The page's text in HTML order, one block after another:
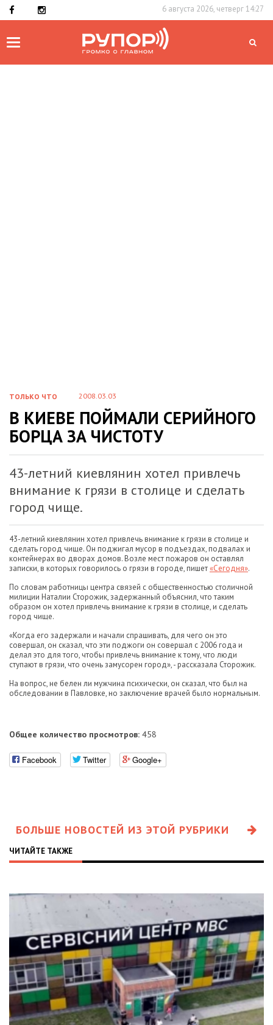
6 августа 2026, четверг 14:27
Toggle
ТОЛЬКО ЧТО 2008.03.03
В КИЕВЕ ПОЙМАЛИ СЕРИЙНОГО
БОРЦА ЗА ЧИСТОТУ
43-летний киевлянин хотел привлечь
внимание к грязи в столице и сделать
город чище.
43-летний киевлянин хотел привлечь внимание к грязи в столице и
сделать город чище. Он поджигал мусор в подъездах, подвалах и
контейнерах во дворах домов. Возле мест пожаров он оставлял
записки, в которых говорилось о грязи в городе, пишет«Сегодня».
По словам работницы центра связей с общественностью столичной
милиции Наталии Сторожик, задержанный объяснил, что таким
образом он хотел привлечь внимание к грязи в столице, и сделать
город чище.
«Когда его задержали и начали спрашивать, для чего он это
совершал, он сказал, что эти поджоги он совершал с 2006 года и
делал это для того, чтобы привлечь внимание к тому, что люди
ступают в грязи, что очень замусорен город», - рассказала Сторожик.
На вопрос, не белен ли мужчина психически, он сказал, что был на
обследовании в Павловке, но заключение врачей было нормальным.
Общее количество просмотров: 458
Facebook Twitter Google+
БОЛЬШЕ НОВОСТЕЙ ИЗ ЭТОЙ РУБРИКИ
ЧИТАЙТЕ ТАКЖЕ